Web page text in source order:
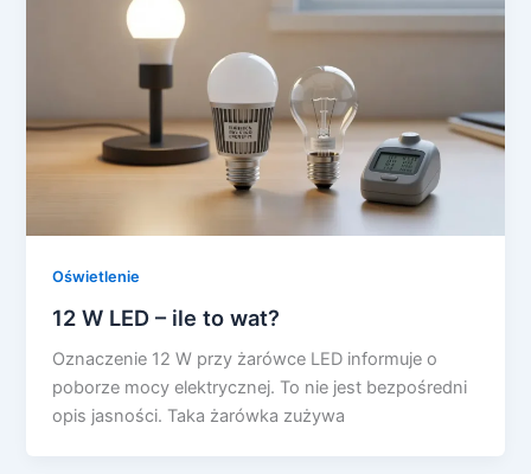
Oświetlenie
12 W LED – ile to wat?
Oznaczenie 12 W przy żarówce LED informuje o
poborze mocy elektrycznej. To nie jest bezpośredni
opis jasności. Taka żarówka zużywa